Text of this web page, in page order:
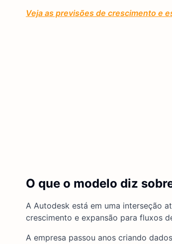
Veja as previsões de crescimento e
O que o modelo diz
A Autodesk está em uma interseção
crescimento e expansão para fluxos
A empresa passou anos criando